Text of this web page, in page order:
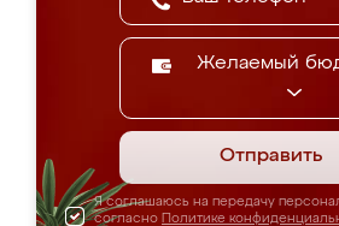
Желаемый
Отправить
Я соглашаюсь на передачу
согласно Политике